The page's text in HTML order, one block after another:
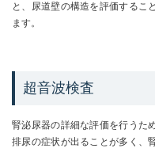
と、尿道壁の構造を評価するこ
ます。
超音波検査
腎泌尿器の詳細な評価を行うた
排尿の症状が出ることが多く、